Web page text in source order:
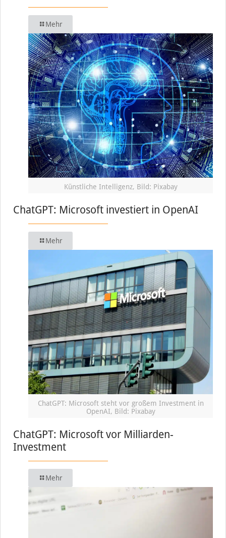
Mehr
Künstliche Intelligenz, Bild: Pixabay
ChatGPT: Microsoft investiert in OpenAI
Mehr
ChatGPT: Microsoft steht vor großem Investment in
OpenAI, Bild: Pixabay
ChatGPT: Microsoft vor Milliarden-
Investment
Mehr